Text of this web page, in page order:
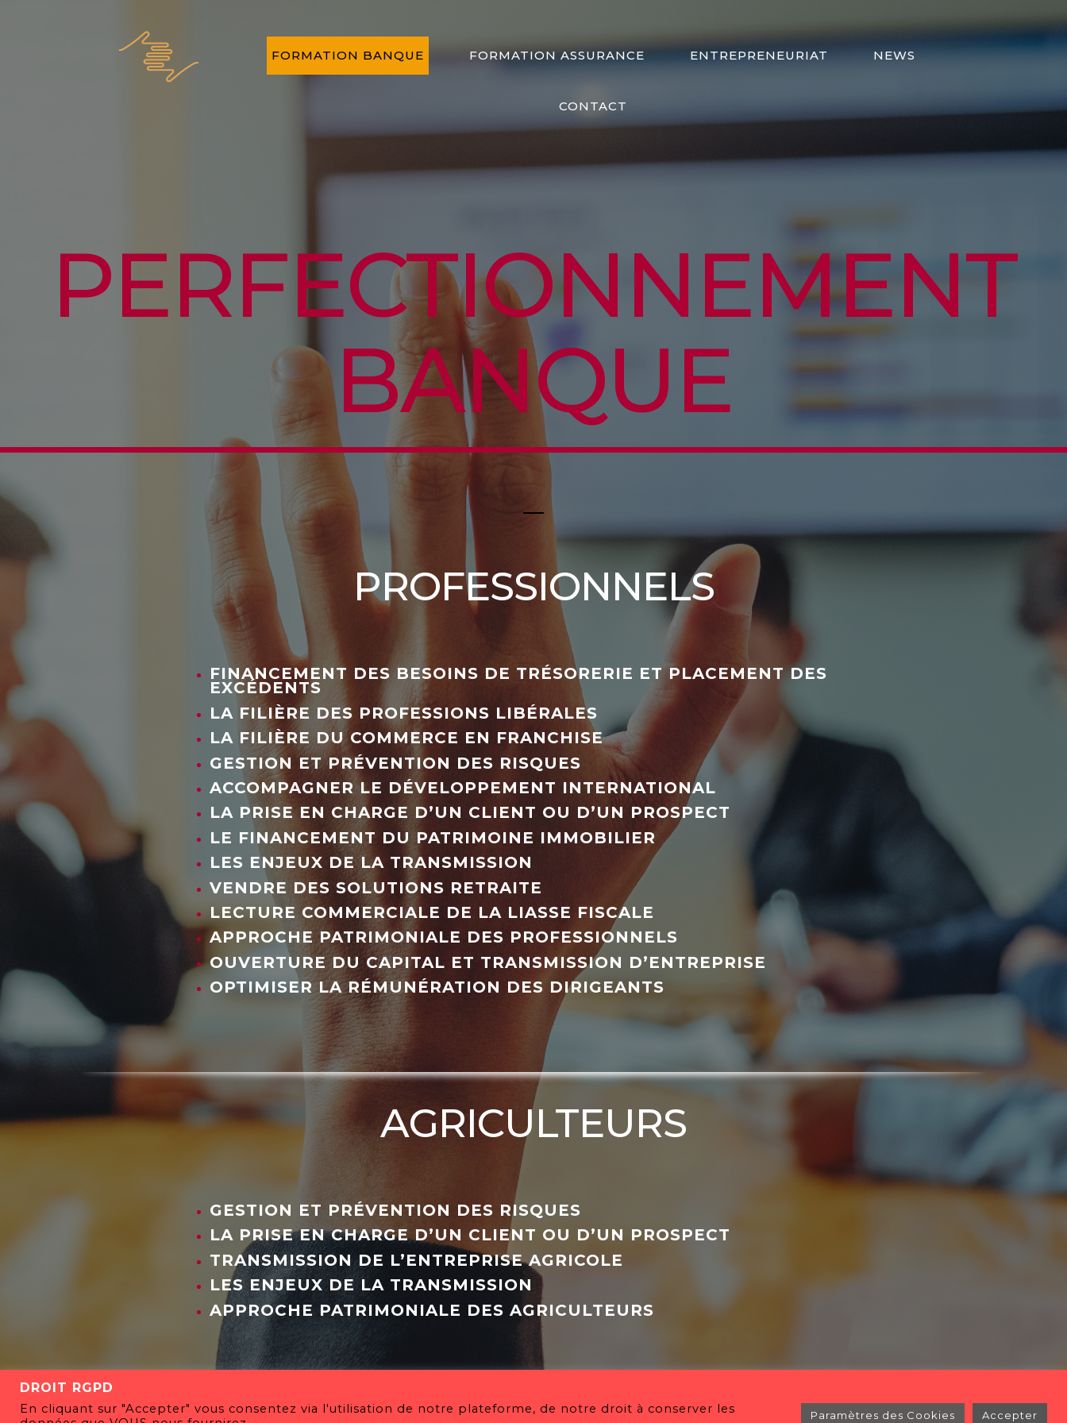
FORMATION BANQUE FORMATION ASSURANCE ENTREPRENEURIAT NEWS
CONTACT
PERFECTIONNEMENT
BANQUE
PROFESSIONNELS
FINANCEMENT DES BESOINS DE TRÉSORERIE ET PLACEMENT DES
EXCÉDENTS
LA FILIÈRE DES PROFESSIONS LIBÉRALES
LA FILIÈRE DU COMMERCE EN FRANCHISE
GESTION ET PRÉVENTION DES RISQUES
ACCOMPAGNER LE DÉVELOPPEMENT INTERNATIONAL
LA PRISE EN CHARGE D’UN CLIENT OU D’UN PROSPECT
LE FINANCEMENT DU PATRIMOINE IMMOBILIER
LES ENJEUX DE LA TRANSMISSION
VENDRE DES SOLUTIONS RETRAITE
LECTURE COMMERCIALE DE LA LIASSE FISCALE
APPROCHE PATRIMONIALE DES PROFESSIONNELS
OUVERTURE DU CAPITAL ET TRANSMISSION D’ENTREPRISE
OPTIMISER LA RÉMUNÉRATION DES DIRIGEANTS
AGRICULTEURS
GESTION ET PRÉVENTION DES RISQUES
LA PRISE EN CHARGE D’UN CLIENT OU D’UN PROSPECT
TRANSMISSION DE L’ENTREPRISE AGRICOLE
LES ENJEUX DE LA TRANSMISSION
APPROCHE PATRIMONIALE DES AGRICULTEURS
DROIT RGPD
En cliquant sur "Accepter" vous consentez via l'utilisation de notre plateforme, de notre droit à conserver les
Paramètres des Cookies Accepter